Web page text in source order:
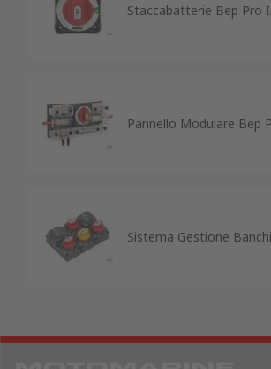
Staccabatterie Bep Pro
Pannello Modulare Bep
Sistema Gestione